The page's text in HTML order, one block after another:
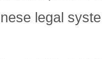
作
legal